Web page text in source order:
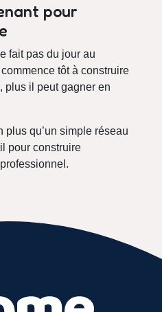
pour
fait pas du jour au
tôt à construire
plus il peut gagner en
plus qu’un simple réseau
pour construire